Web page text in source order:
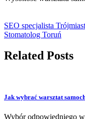
SEO specjalista
Stomatolog Toruń
Related Posts
Jak wybrać warsztat
Wybór odpowiedniego